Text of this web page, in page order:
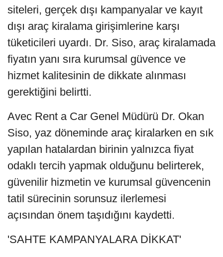
siteleri, gerçek dışı kampanyalar ve kayıt
dışı araç kiralama girişimlerine karşı
tüketicileri uyardı. Dr. Siso, araç kiralamada
fiyatın yanı sıra kurumsal güvence ve
hizmet kalitesinin de dikkate alınması
gerektiğini belirtti.
Avec Rent a Car Genel Müdürü Dr. Okan
Siso, yaz döneminde araç kiralarken en sık
yapılan hatalardan birinin yalnızca fiyat
odaklı tercih yapmak olduğunu belirterek,
güvenilir hizmetin ve kurumsal güvencenin
tatil sürecinin sorunsuz ilerlemesi
açısından önem taşıdığını kaydetti.
'SAHTE KAMPANYALARA DİKKAT'